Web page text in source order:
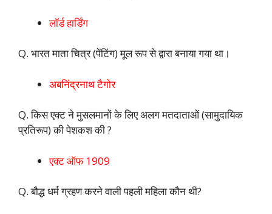
लॉर्ड हार्डिंग
Q. भारत माता चित्र (पेंटिंग) मूल रूप से द्वारा बनाया गया था।
अबनिंद्रनाथ टैगोर
Q. किस एक्ट ने मुसलमानों के लिए अलग मतदाताओं (सामुदायिक
प्रतिरूप) की पेशकश की ?
एक्ट ऑफ 1909
Q. बौद्ध धर्म ग्रहण करने वाली पहली महिला कौन थी?